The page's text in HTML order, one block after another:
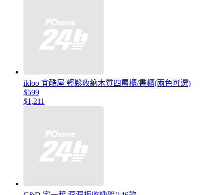
ikloo 宜酷屋 輕鬆收納木質四層櫃/書櫃(兩色可選)
$599
$1,211